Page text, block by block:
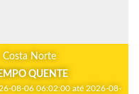
Costa Norte
QUENTE
08-06 06:02:00 até 2026-08-